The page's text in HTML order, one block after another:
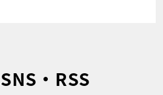
・RSS